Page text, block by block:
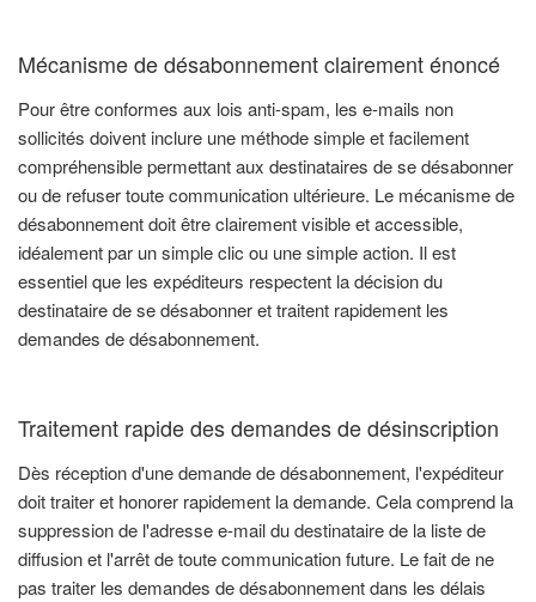
Mécanisme de désabonnement clairement énoncé
Pour être conformes aux lois anti-spam, les e-mails non
sollicités doivent inclure une méthode simple et facilement
compréhensible permettant aux destinataires de se désabonner
ou de refuser toute communication ultérieure. Le mécanisme de
désabonnement doit être clairement visible et accessible,
idéalement par un simple clic ou une simple action. Il est
essentiel que les expéditeurs respectent la décision du
destinataire de se désabonner et traitent rapidement les
demandes de désabonnement.
Traitement rapide des demandes de désinscription
Dès réception d'une demande de désabonnement, l'expéditeur
doit traiter et honorer rapidement la demande. Cela comprend la
suppression de l'adresse e-mail du destinataire de la liste de
diffusion et l'arrêt de toute communication future. Le fait de ne
pas traiter les demandes de désabonnement dans les délais